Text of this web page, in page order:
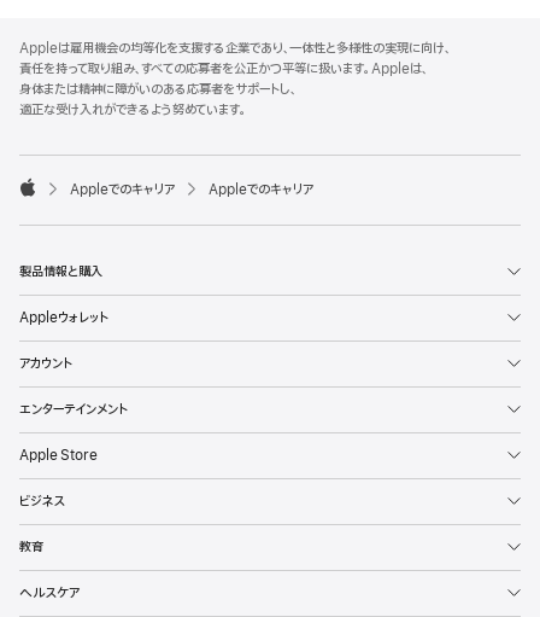
p
p
l
e
o
t
Appleは雇用機会の均等化を支援する企業であり、一体性と多様性の実現に向け、
責任を持って取り組み、すべての応募者を公正かつ平等に扱います。Appleは、
身体または精神に障がいのある応募者をサポートし、
適正な受け入れができるよう努めています。

p
l
Appleでのキャリア Appleでのキャリア
製品情報と購入
Appleウォレット
アカウント
エンターテインメント
Apple Store
ビジネス
教育
ヘルスケア